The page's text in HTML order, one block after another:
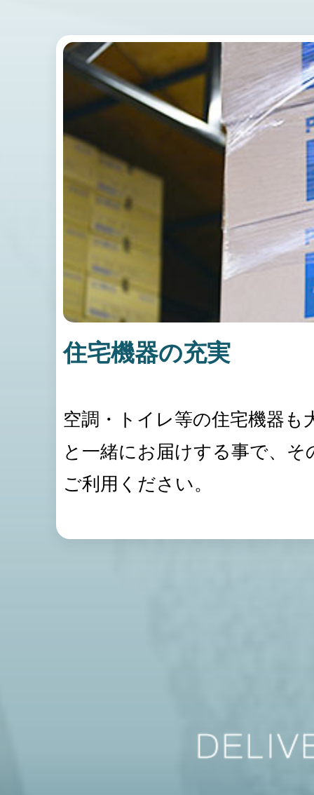
住宅機器の充実
空調・トイレ等の住宅機器
と一緒にお届けする事で、
ご利用ください。